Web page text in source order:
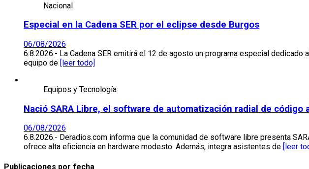
Nacional
Especial en la Cadena SER por el eclipse desde Burgos
06/08/2026
6.8.2026.- La Cadena SER emitirá el 12 de agosto un programa especial
equipo de [leer todo]
Equipos y Tecnología
Nació SARA Libre, el software de automatización radial de código
06/08/2026
6.8.2026.- Deradios.com informa que la comunidad de software libre presenta
ofrece alta eficiencia en hardware modesto. Además, integra asistentes de
[leer
Publicaciones por fecha